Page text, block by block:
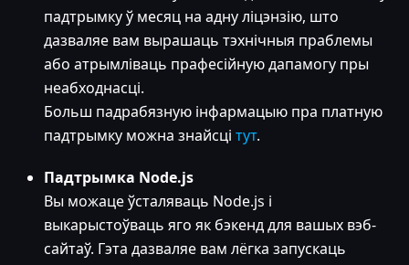
падтрымку ў месяц на адну ліцэнзію, што
дазваляе вам вырашаць тэхнічныя праблемы
або атрымліваць прафесійную дапамогу пры
неабходнасці.
Больш падрабязную інфармацыю пра платную
падтрымку можна знайсці тут.
Падтрымка Node.js
Вы можаце ўсталяваць Node.js і
выкарыстоўваць яго як бэкенд для вашых вэб-
сайтаў. Гэта дазваляе вам лёгка запускаць